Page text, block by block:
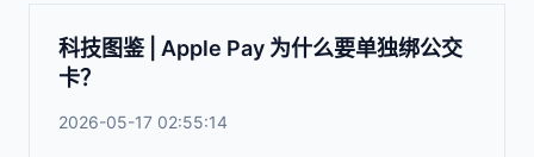
科技图鉴 | Apple Pay 为什么要单独绑公交
卡？
2026-05-17 02:55:14